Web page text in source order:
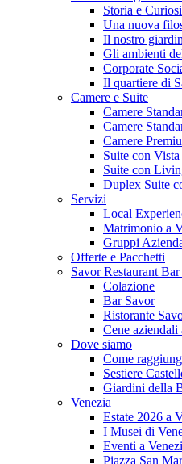
Storia e
Una nuova
Il nostro
Gli ambienti
Corporate
Il quartiere di
Camere e Suite
Camere
Camere
Camere
Suite con
Suite con
Duplex Suite
Servizi
Local
Matrimonio a
Gruppi
Offerte e Pacchetti
Savor Restaurant
Colazione
Bar Savor
Ristorante
Cene aziendali
Dove siamo
Come
Sestiere
Giardini della
Venezia
Estate 2026 a
I Musei di
Eventi a
Piazza San